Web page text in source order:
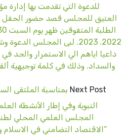
للدعوة التي تقدمت بها إدارة
العتيق للمجلس قصد حضور الحفل
2022. 2023. لبى المجلس
داعيا اياهم الي الاستمرار والجد
والسداد. وذلك في كلمة توجيهية
Next Post بمناسبة الملتقى
النبوية وفي إطار الأنشطة
المجلس العلمي المحلي
“الاقتصاد التضامني في الاسلام